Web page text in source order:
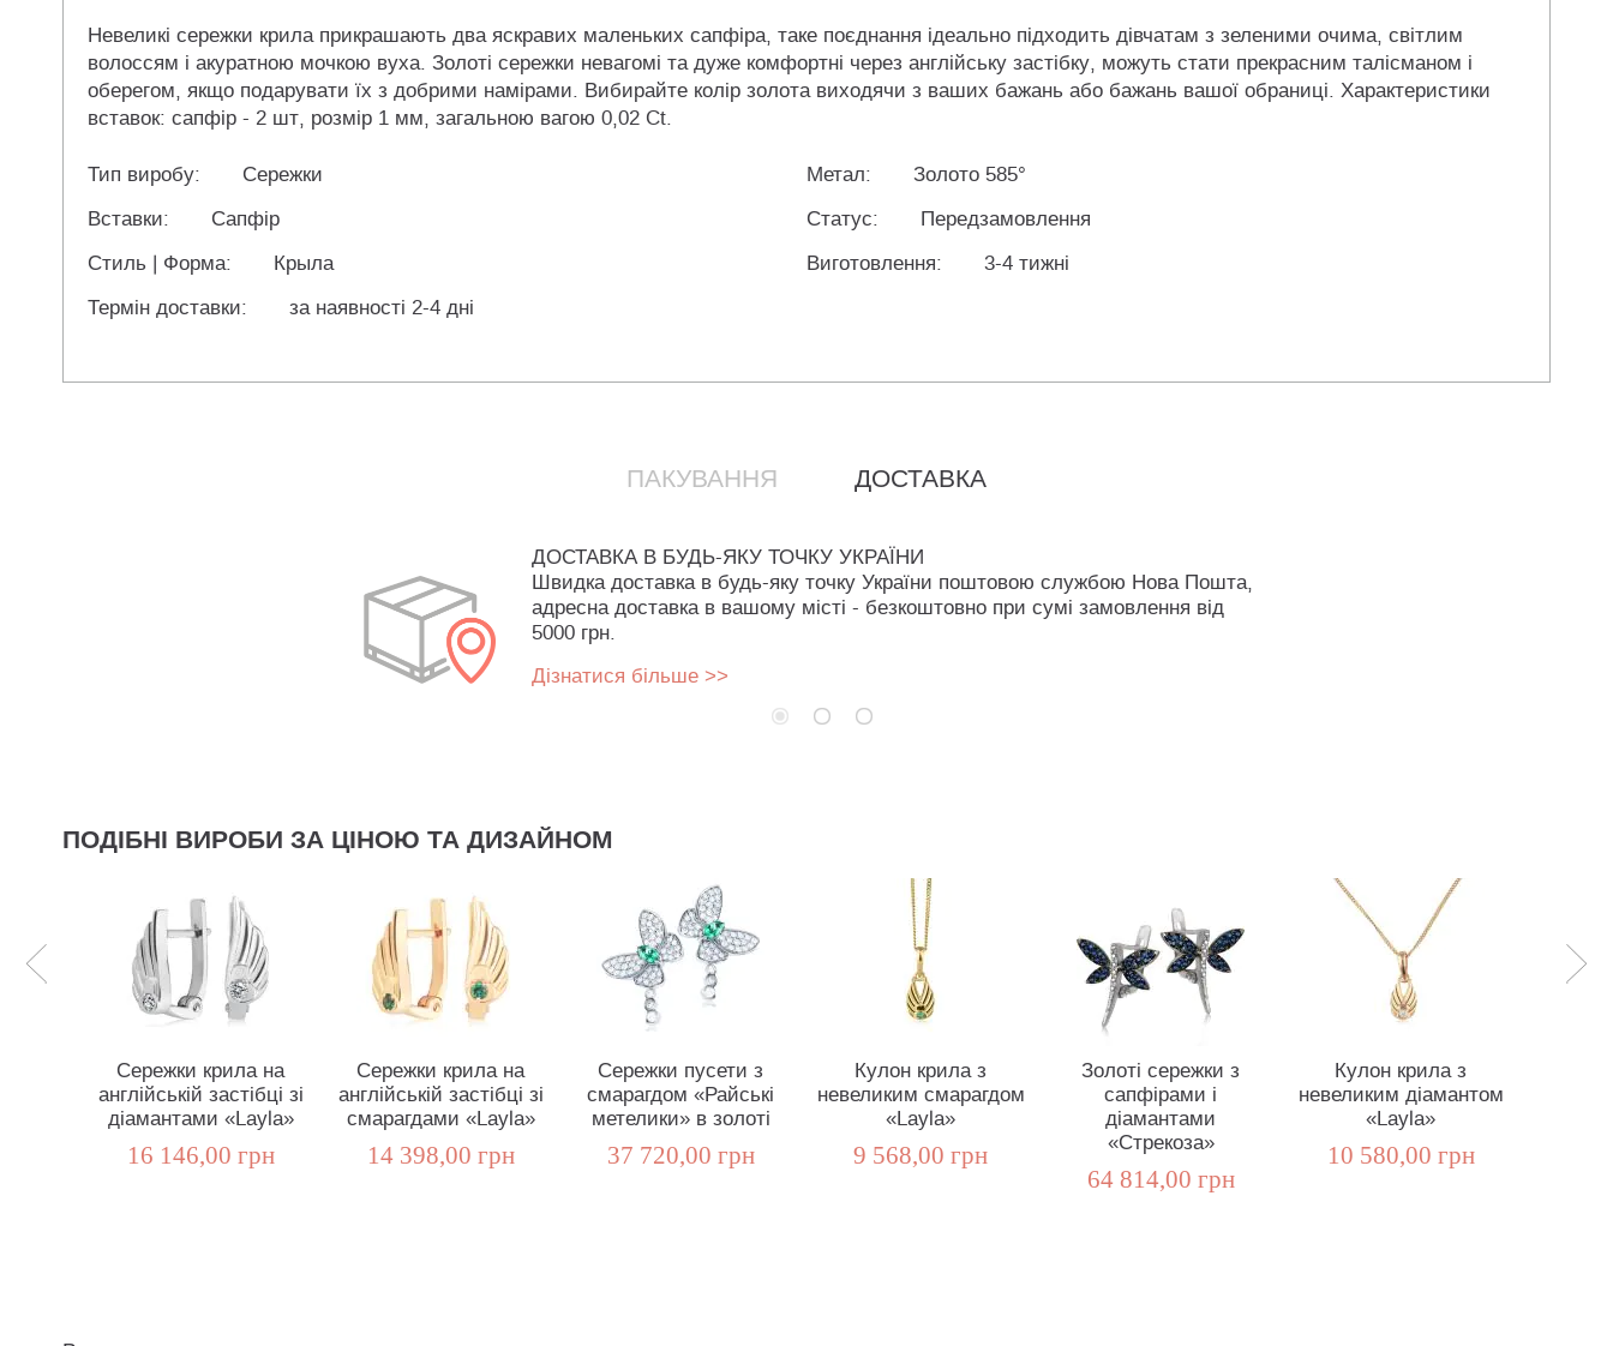
Невеликі сережки крила прикрашають два яскравих маленьких сапфіра, таке поєднання ідеально підходить дівчатам з зеленими очима, світлим
волоссям і акуратною мочкою вуха. Золоті сережки невагомі та дуже комфортні через англійську застібку, можуть стати прекрасним талісманом і
оберегом, якщо подарувати їх з добрими намірами. Вибирайте колір золота виходячи з ваших бажань або бажань вашої обраниці. Характеристики
вставок: сапфір - 2 шт, розмір 1 мм, загальною вагою 0,02 Ct.
Тип виробу: Сережки Метал:
Золото 585°
Вставки:
Сапфір Статус:
Передзамовлення
Стиль | Форма:
Крыла Виготовлення:
3-4 тижні
Термін доставки:
за наявності 2-4 дні
ПАКУВАННЯ ДОСТАВКА
ДОСТАВКА В БУДЬ-ЯКУ ТОЧКУ УКРАЇНИ
Швидка доставка в будь-яку точку України поштовою службою Нова Пошта,
адресна доставка в вашому місті - безкоштовно при сумі замовлення від
5000 грн.
Дізнатися більше >>
ПОДІБНІ ВИРОБИ ЗА ЦІНОЮ ТА ДИЗАЙНОМ
Сережки крила на
англійській застібці зі
діамантами «Layla»
16 146,00 грн
Сережки крила на
англійській застібці зі
смарагдами «Layla»
14 398,00 грн
Сережки пусети з
смарагдом «Райські
метелики» в золоті
37 720,00 грн
Кулон крила з
невеликим смарагдом
«Layla»
9 568,00 грн
Золоті сережки з
сапфірами і
діамантами
«Стрекоза»
64 814,00 грн
Кулон крила з
невеликим діамантом
«Layla»
10 580,00 грн